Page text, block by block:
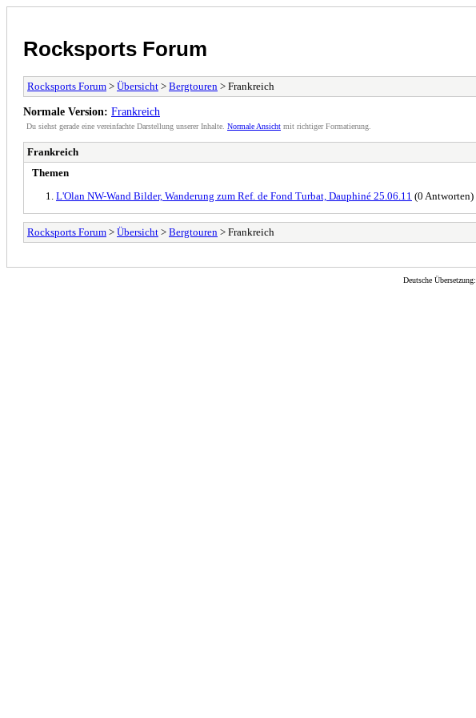
Rocksports Forum
Rocksports Forum > Übersicht > Bergtouren > Frankreich
Normale Version: Frankreich
Du siehst gerade eine vereinfachte Darstellung unserer Inhalte. Normale Ansicht mit richtiger Formatierung.
Frankreich
Themen
L'Olan NW-Wand Bilder, Wanderung zum Ref. de Fond Turbat, Dauphiné 25.06.11 (0 Antworten)
Rocksports Forum > Übersicht > Bergtouren > Frankreich
Deutsche Übersetzung: